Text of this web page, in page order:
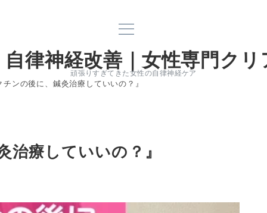
自律神経改善｜女性専門クリ
頑張りすぎてきた女性の自律神経ケア
チンの後に、鍼灸治療していいの？』
治療していいの？』